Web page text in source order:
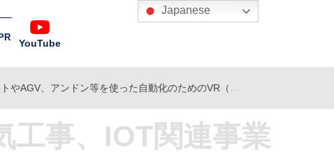
YouTube
仮想）ラインを開設（毎週月曜日～金曜日 AM 9:00～PM 5:00まで営業）
工事、IOT関連事業
Japanese